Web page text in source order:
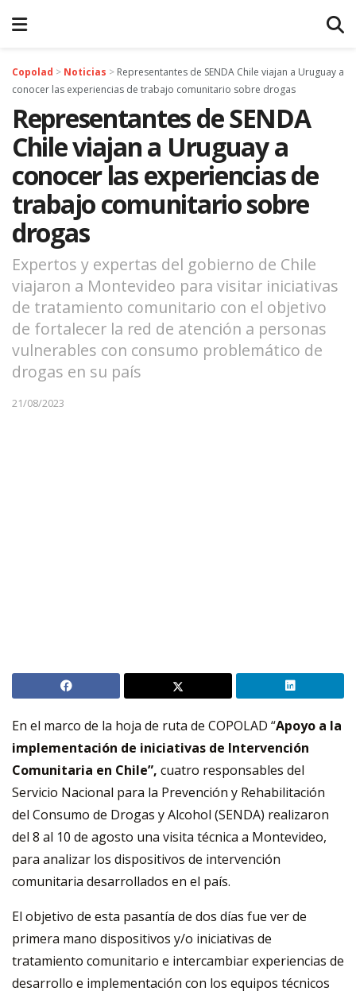
Copolad > Noticias > Representantes de SENDA Chile viajan a Uruguay a
conocer las experiencias de trabajo comunitario sobre drogas
Representantes de SENDA
Chile viajan a Uruguay a
conocer las experiencias de
trabajo comunitario sobre
drogas
Expertos y expertas del gobierno de Chile
viajaron a Montevideo para visitar iniciativas
de tratamiento comunitario con el objetivo
de fortalecer la red de atención a personas
vulnerables con consumo problemático de
drogas en su país
21/08/2023
En el marco de la hoja de ruta de COPOLAD “Apoyo a la
implementación de iniciativas de Intervención
Comunitaria en Chile”, cuatro responsables del
Servicio Nacional para la Prevención y Rehabilitación
del Consumo de Drogas y Alcohol (SENDA) realizaron
del 8 al 10 de agosto una visita técnica a Montevideo,
para analizar los dispositivos de intervención
comunitaria desarrollados en el país.
El objetivo de esta pasantía de dos días fue ver de
primera mano dispositivos y/o iniciativas de
tratamiento comunitario e intercambiar experiencias de
desarrollo e implementación con los equipos técnicos